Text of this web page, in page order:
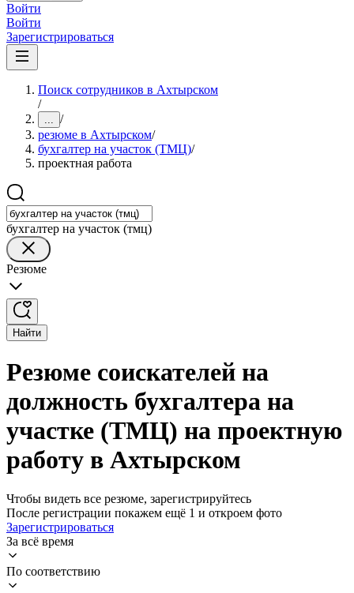
Войти
Войти
Зарегистрироваться
Поиск сотрудников в Ахтырском
/
... /
резюме в Ахтырском/
бухгалтер на участок (ТМЦ)/
проектная работа
бухгалтер на участок (тмц)
Резюме
Найти
Резюме соискателей на
должность бухгалтера на
участке (ТМЦ) на проектную
работу в Ахтырском
Чтобы видеть все резюме, зарегистрируйтесь
После регистрации покажем ещё 1 и откроем фото
Зарегистрироваться
За всё время
По соответствию